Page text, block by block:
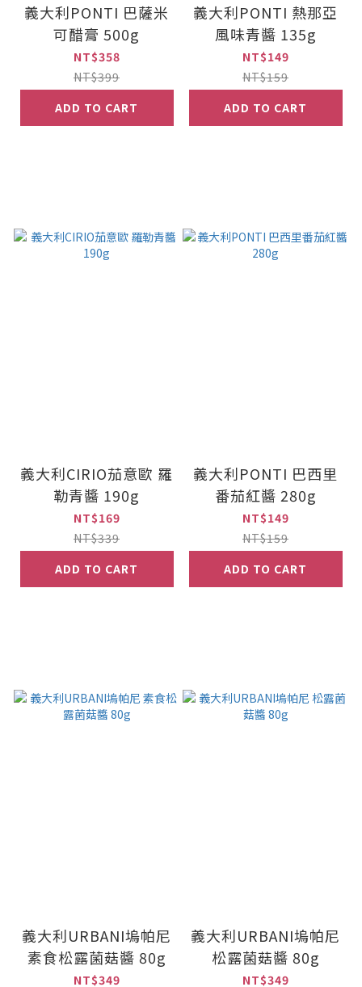
義大利PONTI 巴薩米
可醋膏 500g
NT$358
NT$399
ADD TO CART
義大利PONTI 熱那亞
風味青醬 135g
NT$149
NT$159
ADD TO CART
義大利CIRIO茄意歐 羅
勒青醬 190g
NT$169
NT$339
ADD TO CART
義大利PONTI 巴西里
番茄紅醬 280g
NT$149
NT$159
ADD TO CART
義大利URBANI塢帕尼
素食松露菌菇醬 80g
NT$349
義大利URBANI塢帕尼
松露菌菇醬 80g
NT$349